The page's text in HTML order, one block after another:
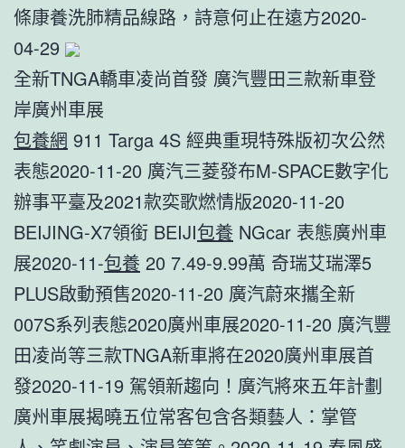
條康養洗肺精品線路，詩意何止在遠方2020-
04-29
全新TNGA轎車凌尚首發 廣汽豐田三款新車登
岸廣州車展
包養網 911 Targa 4S 經典重現特殊版初次公然
表態2020-11-20 廣汽三菱發布M-SPACE數字化
辦事平臺及2021款奕歌燃情版2020-11-20
BEIJING-X7領銜 BEIJI包養 NGcar 表態廣州車
展2020-11-包養 20 7.49-9.99萬 奇瑞艾瑞澤5
PLUS啟動預售2020-11-20 廣汽蔚來攜全新
007S系列表態2020廣州車展2020-11-20 廣汽豐
田凌尚等三款TNGA新車將在2020廣州車展首
發2020-11-19 駕領新趨向！廣汽將來五年計劃
廣州車展揭曉五位常客包含各類藝人：掌管